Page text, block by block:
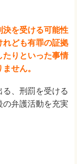
決を受ける可能性
れども有罪の証拠
たりといった事情
せん。
、刑罰を受ける
の弁護活動を充実